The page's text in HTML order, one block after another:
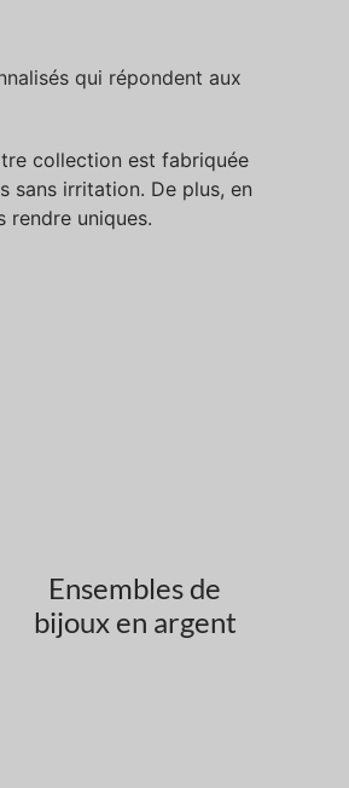
qui répondent aux
collection est fabriquée
sans irritation. De plus, en
rendre uniques.
Ensembles de
bijoux en argent